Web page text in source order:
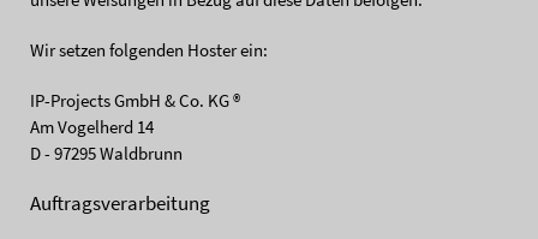
Wir setzen folgenden Hoster ein:
IP-Projects GmbH & Co. KG ®
Am Vogelherd 14
D - 97295 Waldbrunn
Auftragsverarbeitung